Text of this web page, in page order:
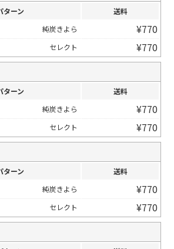
ターン
送料
純炭きよら
¥770
セレクト ¥770
ターン
送料
純炭きよら
¥770
セレクト ¥770
ターン
送料
純炭きよら
¥770
セレクト ¥770